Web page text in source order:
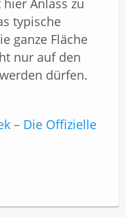
typische
ganze Fläche
nur auf den
dürfen.
– Die Offizielle